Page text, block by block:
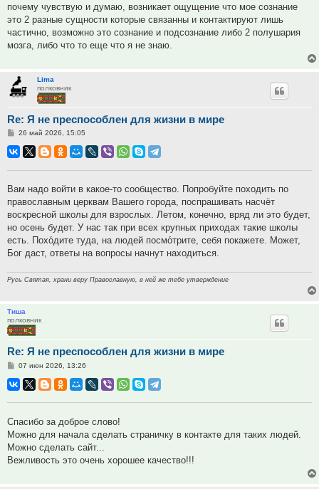
почему чувствую и думаю, возникает ощущение что мое сознание
это 2 разные сущности которые связанны и контактируют лишь
частично, возможно это сознание и подсознание либо 2 полушария
мозга, либо что то еще что я не знаю.
Lima
полковник
Re: Я не преспособлен для жизни в мире
Сообщение
26 май 2026, 15:05
Вам надо войти в какое-то сообщество. Попробуйте походить по
православным церквам Вашего города, поспрашивать насчёт
воскресной школы для взрослых. Летом, конечно, вряд ли это будет,
но осень будет. У нас так при всех крупных приходах такие школы
есть. Похо́дите туда, на людей посмо́трите, себя покажете. Может,
Бог даст, ответы на вопросы начнут находиться.
Русь Святая, храни веру Православную, в ней же тебе утверждение
Тиша
полковник
Re: Я не преспособлен для жизни в мире
Сообщение
07 июн 2026, 13:26
Спасибо за доброе слово!
Можно для начала сделать страничку в контакте для таких людей.
Можно сделать сайт...
Вежливость это очень хорошее качество!!!